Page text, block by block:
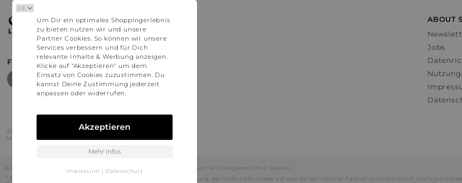
Stylaholic
FIND MORE INSPIRATION
ABOUT
Jobs
2016 - 2026 © Stylaholic.
Made for you with love in munich.
Alle Preise inkl. der jeweils geltenden gesetzlichen Mehrwertsteuer. Alle Angaben ohne Gewähr.
* Die angezeigten Preise beinhalten Rabatte, die durch die Nutzung der Gutschein-Codes auf den Seiten unserer Partner voraussichtlich realisiert
Um Dir ein optimales Shoppingerlebnis
zu bieten nutzen wir und unsere
Partner Cookies. So können wir unsere
Services verbessern und für Dich
relevante Inhalte & Werbung anzeigen.
Klicke auf "Akzeptieren" um dem
Einsatz von Cookies zuzustimmen. Du
kannst Deine Zustimmung jederzeit
anpassen oder widerrufen.
Akzeptieren
Mehr Infos
Impressum | Datenschutz